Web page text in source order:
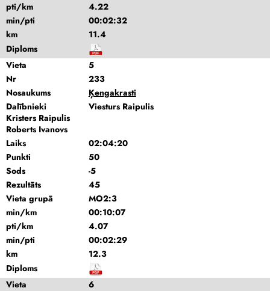
pti/km
4.22
min/pti
00:02:32
km
11.4
Diploms
Vieta
5
Nr
233
Nosaukums
Ķengakrasti
Dalībnieki
Viesturs Raipulis
Kristers Raipulis
Roberts Ivanovs
Laiks
02:04:20
Punkti
50
Sods
-5
Rezultāts
45
Vieta grupā
MO2:3
min/km
00:10:07
pti/km
4.07
min/pti
00:02:29
km
12.3
Diploms
Vieta
6